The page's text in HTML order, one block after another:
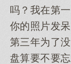
吗？我在第
你的照片发
第三年为了
盘算要不要